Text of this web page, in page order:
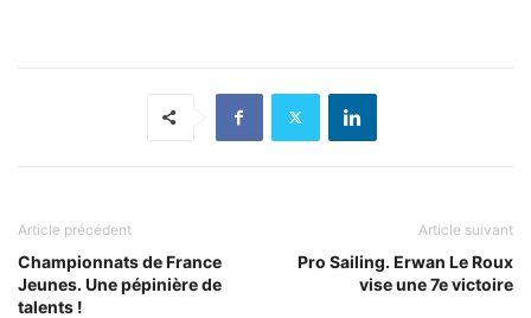
Article précédent
Championnats de France
Jeunes. Une pépinière de
talents !
Article suivant
Pro Sailing. Erwan Le Roux
vise une 7e victoire